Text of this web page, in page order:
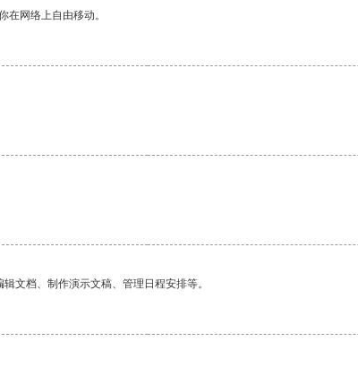
在网络上自由移动。
文档、制作演示文稿、管理日程安排等。